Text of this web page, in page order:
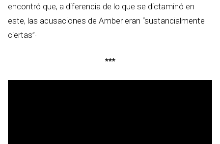
encontró que, a diferencia de lo que se dictaminó en
este, las acusaciones de Amber eran “sustancialmente
ciertas”·
***